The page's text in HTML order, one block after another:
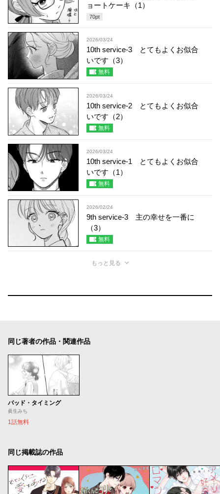
ョートケーキ（1）
70pt
2026/03/24
10th service-3 とてもよくお似合
いです（3）
無料
2026/03/24
10th service-2 とてもよくお似合
いです（2）
無料
2026/03/24
10th service-1 とてもよくお似合
いです（1）
無料
2026/02/24
9th service-3 主の幸せを一番に
（3）
無料
もっと見る
同じ著者の作品・関連作品
バッド・タイミング
眞生みち
1話無料
同じ掲載誌の作品